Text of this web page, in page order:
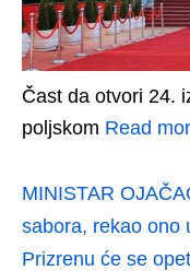
Čast da otvori 24.
poljskom Read
MINISTAR
sabora, rekao ono
Prizrenu će se